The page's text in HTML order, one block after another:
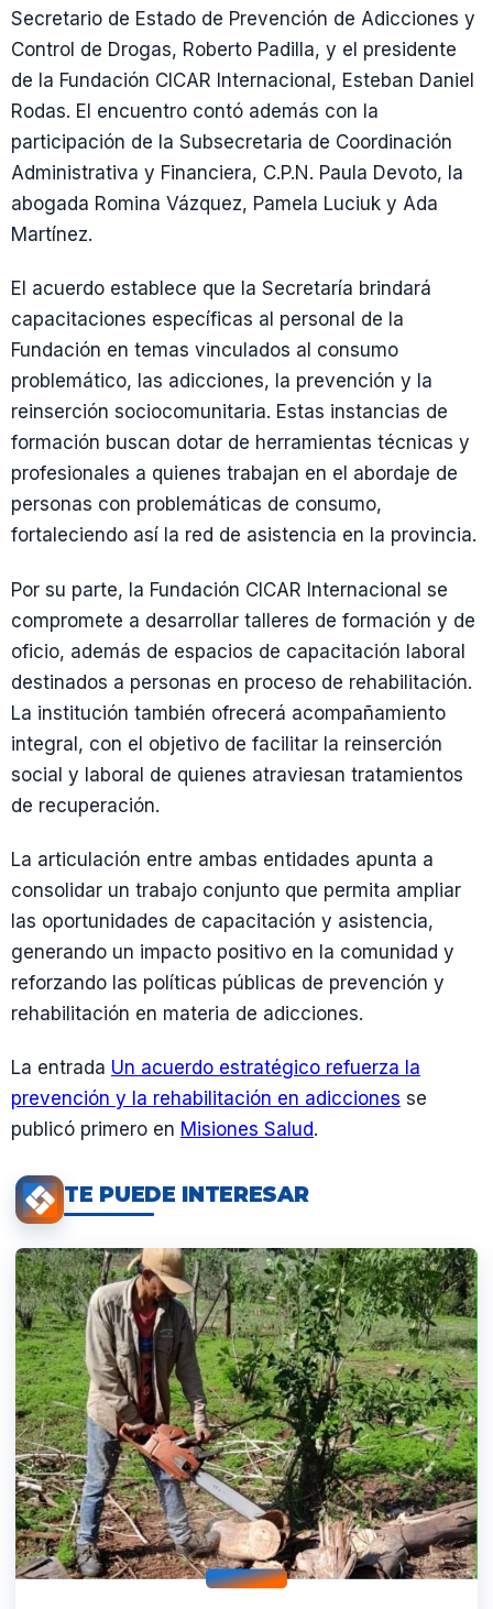
Secretario de Estado de Prevención de Adicciones y
Control de Drogas, Roberto Padilla, y el presidente
de la Fundación CICAR Internacional, Esteban Daniel
Rodas. El encuentro contó además con la
participación de la Subsecretaria de Coordinación
Administrativa y Financiera, C.P.N. Paula Devoto, la
abogada Romina Vázquez, Pamela Luciuk y Ada
Martínez.
El acuerdo establece que la Secretaría brindará
capacitaciones específicas al personal de la
Fundación en temas vinculados al consumo
problemático, las adicciones, la prevención y la
reinserción sociocomunitaria. Estas instancias de
formación buscan dotar de herramientas técnicas y
profesionales a quienes trabajan en el abordaje de
personas con problemáticas de consumo,
fortaleciendo así la red de asistencia en la provincia.
Por su parte, la Fundación CICAR Internacional se
compromete a desarrollar talleres de formación y de
oficio, además de espacios de capacitación laboral
destinados a personas en proceso de rehabilitación.
La institución también ofrecerá acompañamiento
integral, con el objetivo de facilitar la reinserción
social y laboral de quienes atraviesan tratamientos
de recuperación.
La articulación entre ambas entidades apunta a
consolidar un trabajo conjunto que permita ampliar
las oportunidades de capacitación y asistencia,
generando un impacto positivo en la comunidad y
reforzando las políticas públicas de prevención y
rehabilitación en materia de adicciones.
La entrada Un acuerdo estratégico refuerza la
prevención y la rehabilitación en adicciones se
publicó primero en Misiones Salud.
TE PUEDE INTERESAR